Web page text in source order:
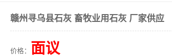
赣州寻乌县石灰 畜牧业用石灰 厂家供应
价格： 面议